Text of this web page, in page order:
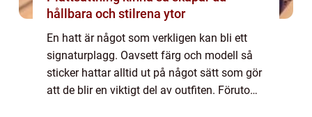
hållbara och stilrena ytor
En hatt är något som verkligen kan bli ett
signaturplagg. Oavsett färg och modell så
sticker hattar alltid ut på något sätt som gör
att de blir en viktigt del av outfiten. Förutom